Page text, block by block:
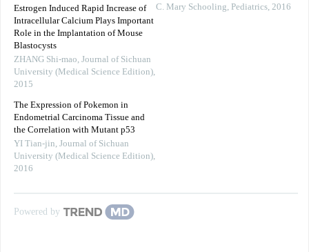
Estrogen Induced Rapid Increase of
Intracellular Calcium Plays Important
Role in the Implantation of Mouse
Blastocysts
ZHANG Shi-mao, Journal of Sichuan
University (Medical Science Edition),
2015
The Expression of Pokemon in
Endometrial Carcinoma Tissue and
the Correlation with Mutant p53
YI Tian-jin, Journal of Sichuan
University (Medical Science Edition),
2016
C. Mary Schooling, Pediatrics, 2016
Powered by